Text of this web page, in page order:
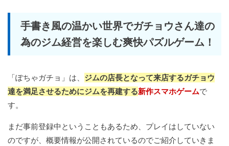
手書き風の温かい世界でガチョウさん達の
為のジム経営を楽しむ爽快パズルゲーム！
「ぽちゃガチョ」は、 ジムの店長となって来店するガチョウ
達を満足させるためにジムを再建する新作スマホゲームで
す。
まだ事前登録中ということもあるため、プレイはしていない
のですが、概要情報が公開されているのでご紹介していきま